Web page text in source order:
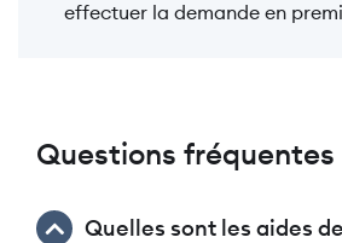
effectuer la demande en
Questions fréquentes
Quelles sont les aides